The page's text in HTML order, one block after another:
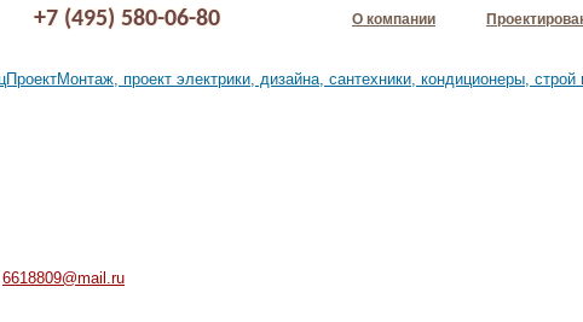
О компании
+7 (495) 580-06-80
6618809@mail.ru